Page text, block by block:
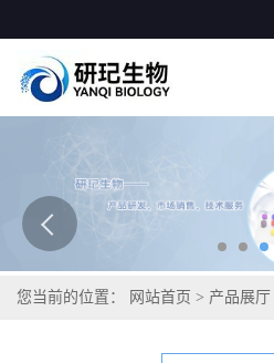
您当前的位置： 网站首页 > 产品展厅